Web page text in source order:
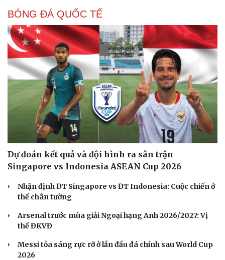
BÓNG ĐÁ QUỐC TẾ
Dự đoán kết quả và đội hình ra sân trận
Singapore vs Indonesia ASEAN Cup 2026
Nhận định ĐT Singapore vs ĐT Indonesia: Cuộc chiến ở
thế chân tường
Arsenal trước mùa giải Ngoại hạng Anh 2026/2027: Vị
thế ĐKVĐ
Messi tỏa sáng rực rỡ ở lần đầu đá chính sau World Cup
2026